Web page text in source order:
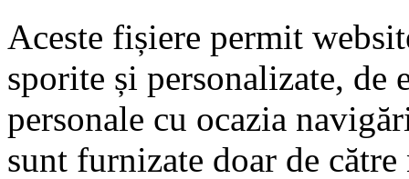
Aceste fișiere permit
sporite și personalizate, de
personale cu ocazia
sunt furnizate doar de